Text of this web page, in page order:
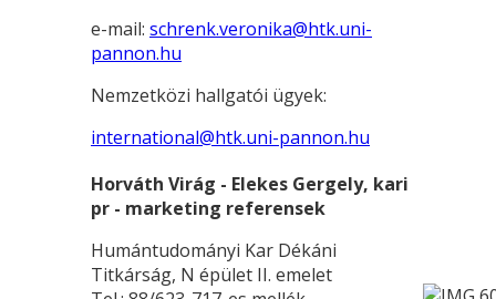
e-mail: schrenk.veronika@htk.uni-
pannon.hu
Nemzetközi hallgatói ügyek:
international@htk.uni-pannon.hu
Horváth Virág - Elekes Gergely, kari
pr - marketing referensek
Humántudományi Kar Dékáni
Titkárság, N épület II. emelet